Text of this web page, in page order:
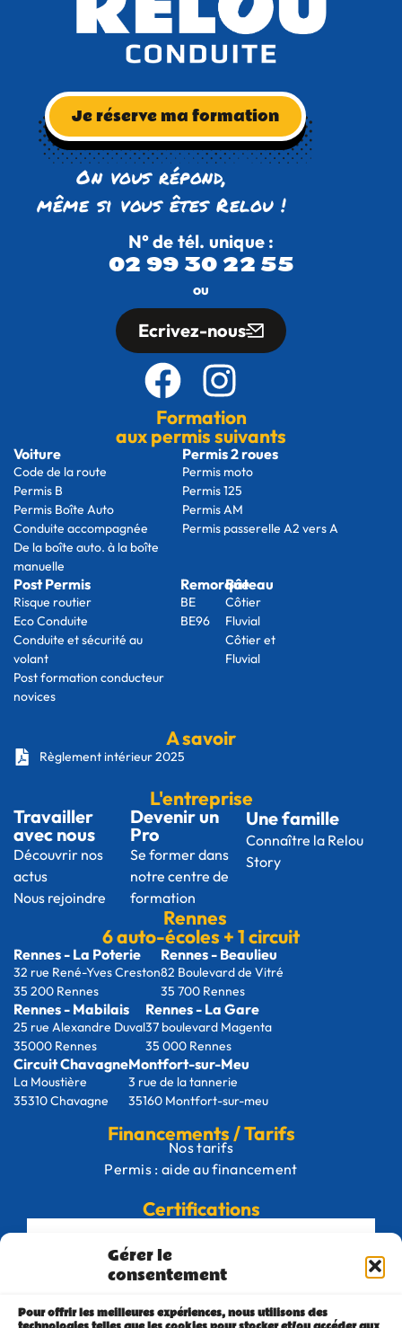
Gérer le
consentement
Pour offrir les meilleures expériences, nous utilisons des
Rennes
6 auto-écoles + 1 circuit
Rennes - La Poterie
32 rue René-Yves Creston
35 200 Rennes
Rennes - Beaulieu
82 Boulevard de Vitré
35 700 Rennes
Rennes - Mabilais
25 rue Alexandre Duval
35000 Rennes
Rennes - La Gare
37 boulevard Magenta
35 000 Rennes
Circuit Chavagne
La Moustière
35310 Chavagne
Montfort-sur-Meu
3 rue de la tannerie
35160 Montfort-sur-meu
Financements / Tarifs
Nos tarifs
Permis : aide au financement
Certifications
Formation
aux permis suivants
Voiture
Code de la route
Permis B
Permis Boîte Auto
Conduite accompagnée
De la boîte auto. à la boîte
manuelle
Permis 2 roues
Permis moto
Permis 125
Permis AM
Permis passerelle A2 vers A
Post Permis
Risque routier
Eco Conduite
Conduite et sécurité au
volant
Post formation conducteur
novices
Remorque
BE
BE96
Bâteau
Côtier
Fluvial
Côtier et
Fluvial
A savoir
Règlement intérieur 2025
L'entreprise
Travailler
avec nous
Découvrir nos
actus
Nous rejoindre
Devenir un
Pro
Se former dans
notre centre de
formation
Une famille
Connaître la Relou
Story
Je réserve ma formation
On vous répond,
même si vous êtes Relou !
N° de tél. unique :
02 99 30 22 55
ou
Ecrivez-nous